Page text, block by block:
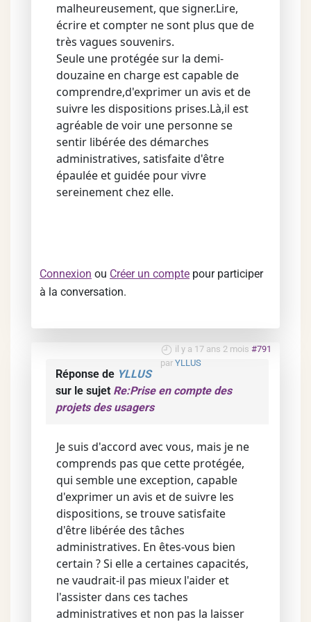
malheureusement, que signer.Lire,
écrire et compter ne sont plus que de
très vagues souvenirs.
Seule une protégée sur la demi-
douzaine en charge est capable de
comprendre,d'exprimer un avis et de
suivre les dispositions prises.Là,il est
agréable de voir une personne se
sentir libérée des démarches
administratives, satisfaite d'être
épaulée et guidée pour vivre
sereinement chez elle.
Connexion ou Créer un compte pour participer
à la conversation.
il y a 17 ans 2 mois #791
par YLLUS
Réponse de YLLUS
sur le sujet Re:Prise en compte des
projets des usagers
Je suis d'accord avec vous, mais je ne
comprends pas que cette protégée,
qui semble une exception, capable
d'exprimer un avis et de suivre les
dispositions, se trouve satisfaite
d'être libérée des tâches
administratives. En êtes-vous bien
certain ? Si elle a certaines capacités,
ne vaudrait-il pas mieux l'aider et
l'assister dans ces taches
administratives et non pas la laisser